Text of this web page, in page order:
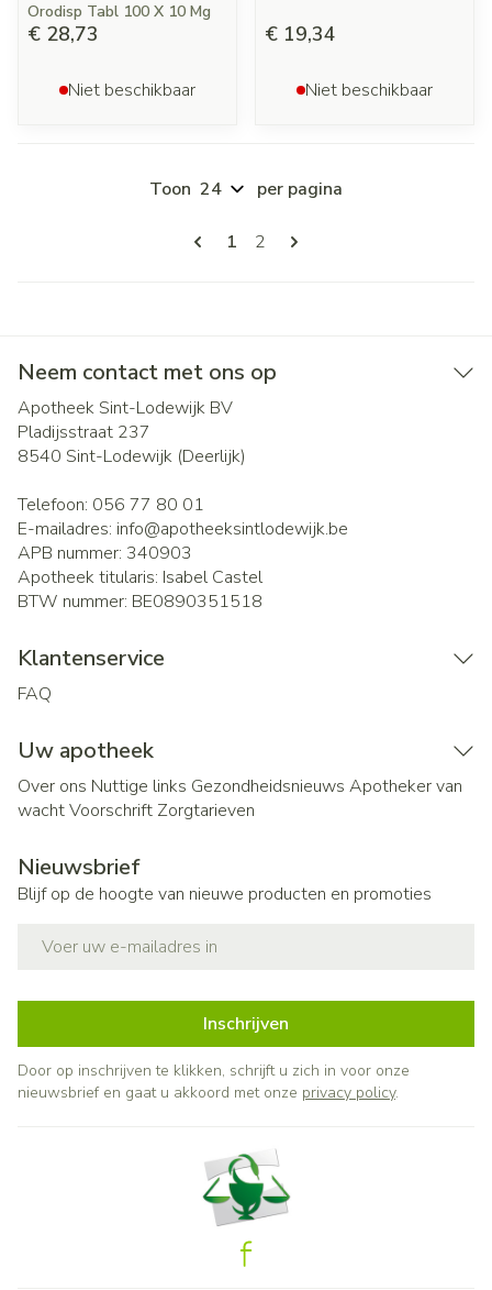
Orodisp Tabl 100 X 10 Mg
€ 28,73
Niet beschikbaar
€ 19,34
Niet beschikbaar
Pagina's
U lees momenteel pagina
1 Pagina
2
Toon per pagina
Neem contact met ons op
Apotheek Sint-Lodewijk BV
Pladijsstraat 237
8540 Sint-Lodewijk (Deerlijk)
Telefoon: 056 77 80 01
E-mailadres: info@apotheeksintlodewijk.be
APB nummer: 340903
Apotheek titularis: Isabel Castel
BTW nummer: BE0890351518
Klantenservice
FAQ
Uw apotheek
Over ons Nuttige links Gezondheidsnieuws Apotheker van
wachtVoorschrift Zorgtarieven
Nieuwsbrief
Blijf op de hoogte van nieuwe producten en promoties
Inschrijven
Door op inschrijven te klikken, schrijft u zich in voor onze
nieuwsbrief en gaat u akkoord met onze privacy policy.